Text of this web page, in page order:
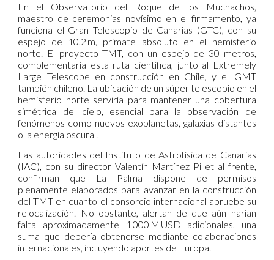
En el Observatorio del Roque de los Muchachos,
maestro de ceremonias novísimo en el firmamento, ya
funciona el Gran Telescopio de Canarias (GTC), con su
espejo de 10,2 m, primate absoluto en el hemisferio
norte. El proyecto TMT, con un espejo de 30 metros,
complementaría esta ruta científica, junto al Extremely
Large Telescope en construcción en Chile, y el GMT
también chileno. La ubicación de un súper telescopio en el
hemisferio norte serviría para mantener una cobertura
simétrica del cielo, esencial para la observación de
fenómenos como nuevos exoplanetas, galaxias distantes
o la energía oscura .
Las autoridades del Instituto de Astrofísica de Canarias
(IAC), con su director Valentín Martínez Pillet al frente,
confirman que La Palma dispone de permisos
plenamente elaborados para avanzar en la construcción
del TMT en cuanto el consorcio internacional apruebe su
relocalización
No obstante, alertan de que aún harían
falta aproximadamente 1 000 M USD adicionales, una
suma que debería obtenerse mediante colaboraciones
internacionales, incluyendo aportes de Europa.